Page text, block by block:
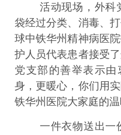
活动现场，外科
袋经过分类、消毒、
球中铁华州精神病医
护人员代表患者接受
党支部的善举表示由
身，更暖心，你们用
铁华州医院大家庭的温
一件衣物送出一